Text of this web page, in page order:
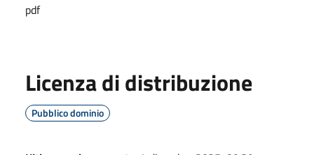
pdf
Licenza di distribuzione
Pubblico dominio